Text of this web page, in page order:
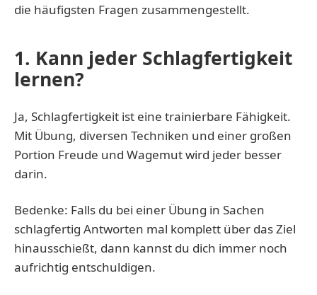
die häufigsten Fragen zusammengestellt.
1. Kann jeder Schlagfertigkeit
lernen?
Ja, Schlagfertigkeit ist eine trainierbare Fähigkeit.
Mit Übung, diversen Techniken und einer großen
Portion Freude und Wagemut wird jeder besser
darin.
Bedenke: Falls du bei einer Übung in Sachen
schlagfertig Antworten mal komplett über das Ziel
hinausschießt, dann kannst du dich immer noch
aufrichtig entschuldigen.